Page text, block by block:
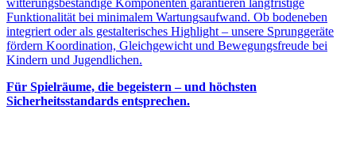
witterungsbeständige Komponenten garantieren langfristige
Funktionalität bei minimalem Wartungsaufwand. Ob bodeneben
integriert oder als gestalterisches Highlight – unsere Sprunggeräte
fördern Koordination, Gleichgewicht und Bewegungsfreude bei
Kindern und Jugendlichen.
Für Spielräume, die begeistern – und höchsten
Sicherheitsstandards entsprechen.